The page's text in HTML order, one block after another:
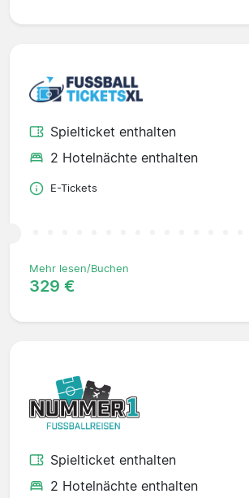
Spielticket enthalten
2 Hotelnächte enthalten
E-Tickets
Mehr lesen/Buchen
329 €
Spielticket enthalten
2 Hotelnächte enthalten